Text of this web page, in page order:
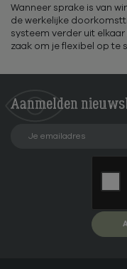
Wanneer sprake is van
de werkelijke
systeem verder uit
zaak om je flexibel op te
Aanmelden